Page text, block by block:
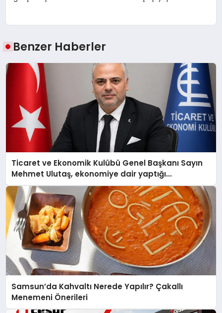
Benzer Haberler
Ticaret ve Ekonomik Kulübü Genel Başkanı Sayın
Mehmet Ulutaş, ekonomiye dair yaptığı
açıklamada şunları kaydetti:
Samsun’da Kahvaltı Nerede Yapılır? Çakallı
Menemeni Önerileri